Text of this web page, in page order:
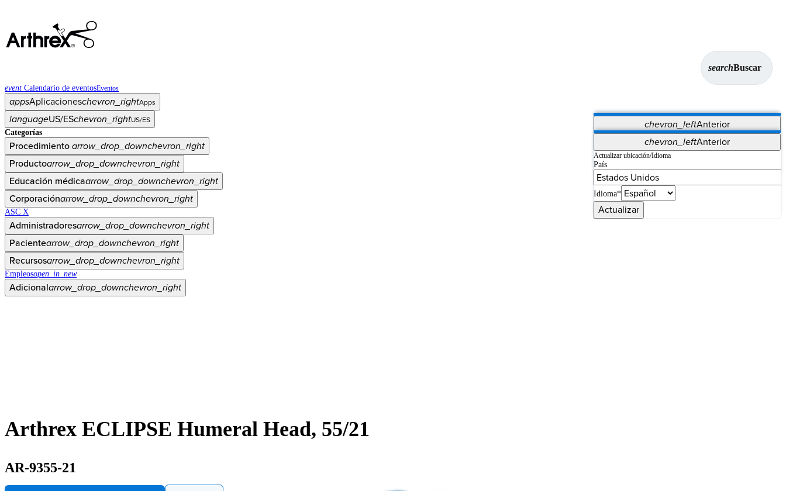
searchBuscar
event Calendario de eventosEventos
appsAplicacioneschevron_rightApps
chevron_leftAnterior
Vet Systems OrthoPedia Patient
Supplier Portal
Synergy Imaging & Resection
languageUS/ESchevron_rightUS/ES
chevron_leftAnterior
Actualizar ubicación/Idioma
País
Idioma*
Actualizar
Categorías
Procedimientoarrow_drop_downchevron_right
Productoarrow_drop_downchevron_right
Educación médicaarrow_drop_downchevron_right
Corporaciónarrow_drop_downchevron_right
ASC X
Administradoresarrow_drop_downchevron_right
Pacientearrow_drop_downchevron_right
Recursosarrow_drop_downchevron_right
Empleosopen_in_new
Adicionalarrow_drop_downchevron_right
Arthrex ECLIPSE Humeral Head, 55/21
AR-9355-21